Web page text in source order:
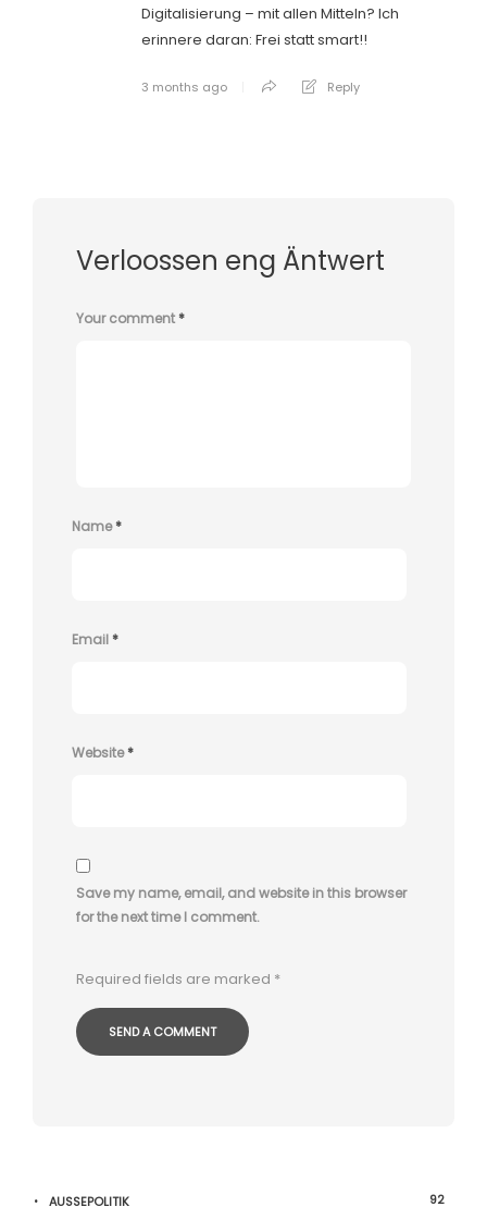
Digitalisierung – mit allen Mitteln? Ich
erinnere daran: Frei statt smart!!
3 months ago Reply
Verloossen eng Äntwert
Your comment*
Name*
Email*
Website*
Save my name, email, and website in this browser
for the next time I comment.
Required fields are marked *
AUSSEPOLITIK 92